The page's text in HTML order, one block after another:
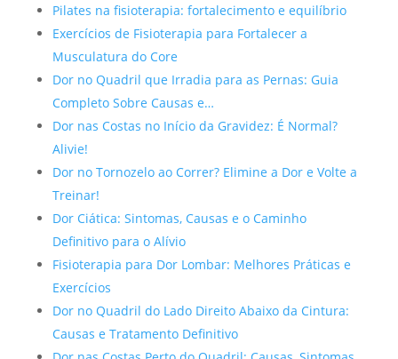
Pilates na fisioterapia: fortalecimento e equilíbrio
Exercícios de Fisioterapia para Fortalecer a
Musculatura do Core
Dor no Quadril que Irradia para as Pernas: Guia
Completo Sobre Causas e…
Dor nas Costas no Início da Gravidez: É Normal?
Alivie!
Dor no Tornozelo ao Correr? Elimine a Dor e Volte a
Treinar!
Dor Ciática: Sintomas, Causas e o Caminho
Definitivo para o Alívio
Fisioterapia para Dor Lombar: Melhores Práticas e
Exercícios
Dor no Quadril do Lado Direito Abaixo da Cintura:
Causas e Tratamento Definitivo